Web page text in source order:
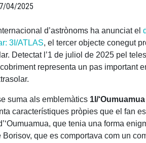
04/2025
d’astrònoms ha anunciat el
3I/ATLAS, el tercer objecte conegut
Detectat l’1 de juliol de 2025 pel
representa un pas important
suma als emblemàtics 1I/‘Oumuamua
característiques pròpies que el fan
que tenia una forma
Borisov, que es comportava com un